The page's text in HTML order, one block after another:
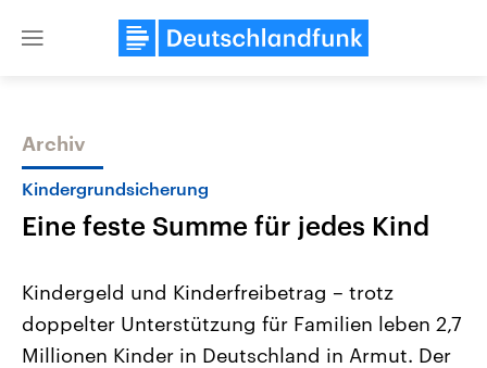
Close
Themen
Archiv
Kindergrundsicherung
Eine feste Summe für jedes Kind
Kindergeld und Kinderfreibetrag – trotz
doppelter Unterstützung für Familien leben 2,7
Millionen Kinder in Deutschland in Armut. Der